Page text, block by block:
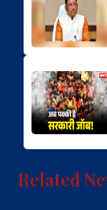
Related